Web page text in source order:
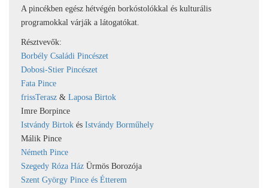
A pincékben egész hétvégén borkóstolókkal és kulturális
programokkal várják a látogatókat.
Résztvevők:
Borbély Családi Pincészet
Dobosi-Stier Pincészet
Fata Pince
frissTerasz & Laposa Birtok
Imre Borpince
Istvándy Birtok és Istvándy Borműhely
Málik Pince
Németh Pince
Szegedy Róza Ház Ürmös Borozója
Szent György Pince és Étterem